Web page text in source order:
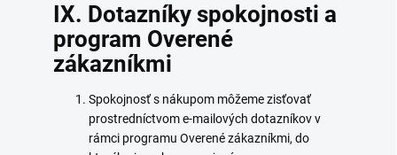
IX. Dotazníky spokojnosti a
program Overené
zákazníkmi
Spokojnosť s nákupom môžeme zisťovať
prostredníctvom e-mailových dotazníkov v
rámci programu Overené zákazníkmi, do